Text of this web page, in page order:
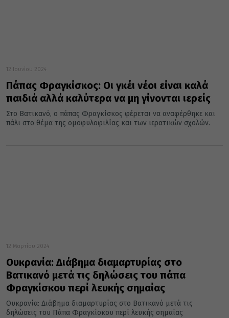
12 Ιουνίου 2024
Πάπας Φραγκίσκος: Οι γκέι νέοι είναι καλά
παιδιά αλλά καλύτερα να μη γίνονται ιερείς
Στο Βατικανό, ο πάπας Φραγκίσκος φέρεται να αναφέρθηκε και
πάλι στο θέμα της ομοφυλοφιλίας και των ιερατικών σχολών.
12 Μαρτίου 2024
Ουκρανία: Διάβημα διαμαρτυρίας στο
Βατικανό μετά τις δηλώσεις του πάπα
Φραγκίσκου περί λευκής σημαίας
Ουκρανία: Διάβημα διαμαρτυρίας στο Βατικανό μετά τις
δηλώσεις του Πάπα Φραγκίσκου περί λευκής σημαίας